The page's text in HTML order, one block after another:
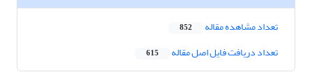
تعداد مشاهده مقاله 852
تعداد دریافت فایل اصل مقاله 615